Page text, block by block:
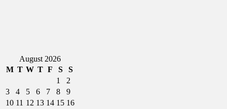
August 2026
M T W T F S
S
1
2
3
4 5 6 7 8
9
10 11 12 13 14 15 16